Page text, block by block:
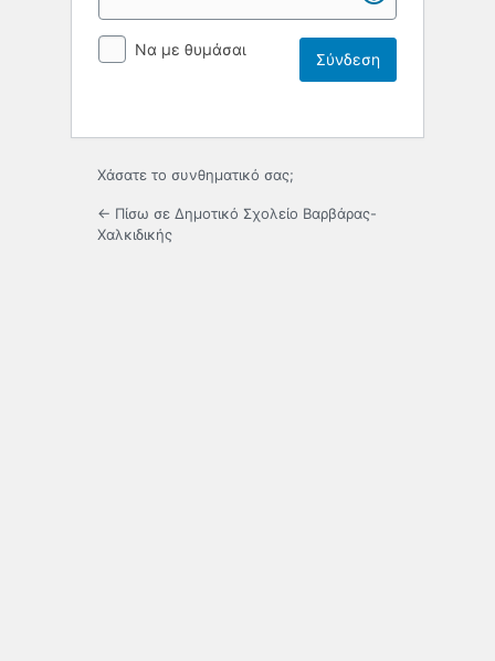
Να με θυμάσαι
Χάσατε το συνθηματικό σας;
← Πίσω σε Δημοτικό Σχολείο Βαρβάρας-
Χαλκιδικής